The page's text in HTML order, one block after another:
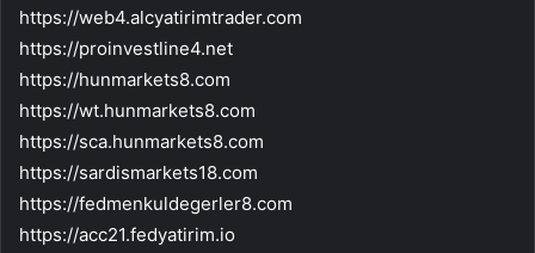
https://web4.alcyatirimtrader.com
https://proinvestline4.net
https://hunmarkets8.com
https://wt.hunmarkets8.com
https://sca.hunmarkets8.com
https://sardismarkets18.com
https://fedmenkuldegerler8.com
https://acc21.fedyatirim.io